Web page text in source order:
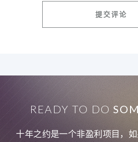
READY TO DO
十年之约是一个非盈利项目，